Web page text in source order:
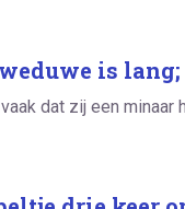
is
dat zij een minaar